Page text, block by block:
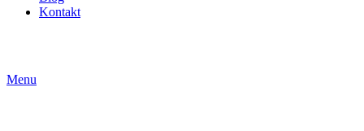
Kontakt
Menu